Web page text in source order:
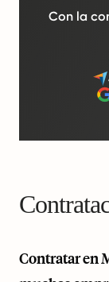
Con la
Contratar en